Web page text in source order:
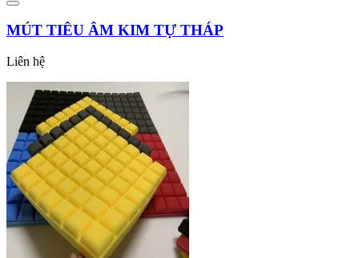
MÚT TIÊU ÂM KIM TỰ THÁP
Liên hệ